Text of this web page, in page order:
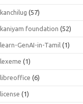
kanchilug (57)
kaniyam foundation (52)
learn-GenAI-in-Tamil (1)
lexeme (1)
libreoffice (6)
license (1)